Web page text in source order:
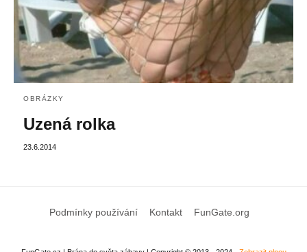
OBRÁZKY
Uzená rolka
23.6.2014
Podmínky používání Kontakt FunGate.org